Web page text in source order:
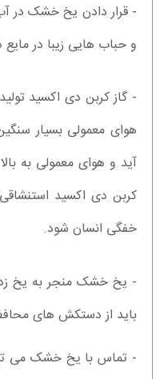
- قرار دادن یخ خشک در
و حباب هایی زیبا در
- گاز کربن دی اکسید
هوای معمولی بسیار
آید و هوای معمولی به
کربن دی اکسید
خفگی انسان شود.
- یخ خشک منجر به یخ
باید از دستکش های
- تماس با یخ خشک می